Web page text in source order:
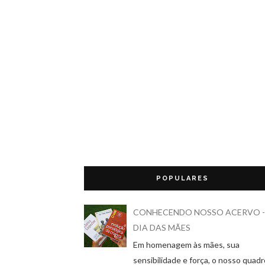
POPULARES
CONHECENDO NOSSO ACERVO -
DIA DAS MÃES
Em homenagem às mães, sua
sensibilidade e força, o nosso